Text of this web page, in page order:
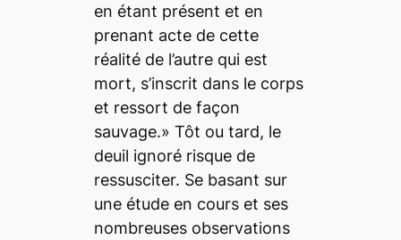
en étant présent et en
prenant acte de cette
réalité de l’autre qui est
mort, s’inscrit dans le corps
et ressort de façon
sauvage.» Tôt ou tard, le
deuil ignoré risque de
ressusciter. Se basant sur
une étude en cours et ses
nombreuses observations